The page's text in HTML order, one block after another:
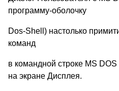
программу-оболочку
Dos-Shell) настолько
команд
в командной строке MS
на экране Дисплея.